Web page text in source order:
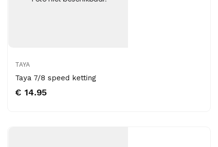
TAYA
Taya 7/8 speed ketting
€ 14.95